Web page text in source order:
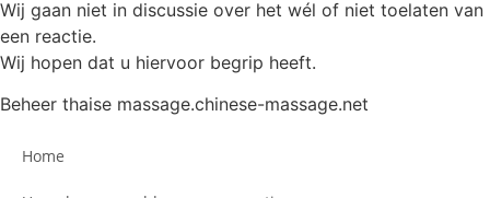
Wij gaan niet in discussie over het wél of niet toelaten van
een reactie.
Wij hopen dat u hiervoor begrip heeft.
Beheer thaise massage.chinese-massage.net
Home